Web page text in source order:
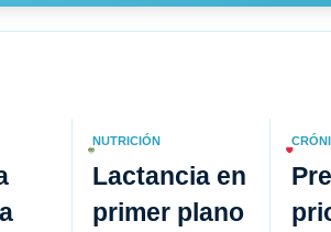
NUTRICIÓN
Lactancia en
primer plano